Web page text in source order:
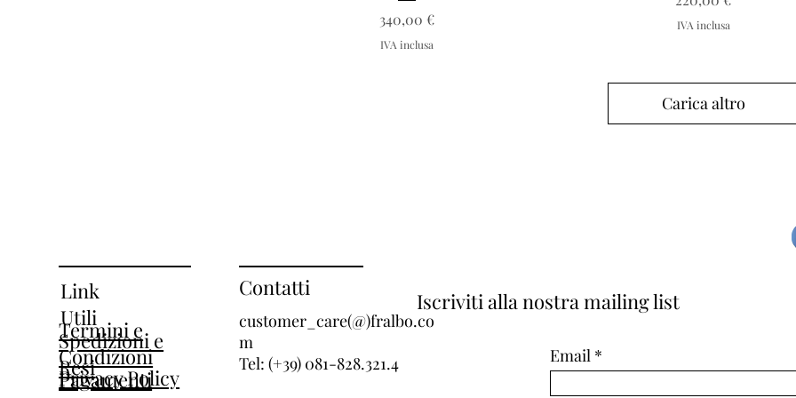
Prezzo
340,00 €
IVA inclusa
IVA inclusa
Carica altro
Termini e
Condizioni
Link
Utili
Iscriviti alla nostra mailing list
Email
Spedizioni e
Resi
Privacy Policy
Pagamenti
Contatti
customer_care(@)fralbo.co
m
Tel: (+39) 081-828.321.4